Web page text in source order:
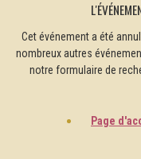
Cet événement a été
nombreux autres
notre formulaire de
Page